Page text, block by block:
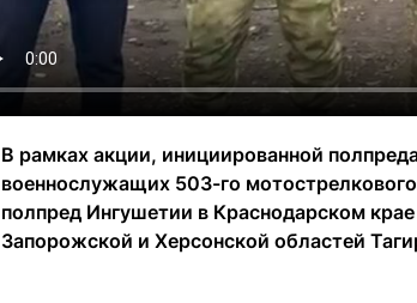
В рамках акции, инициированной
военнослужащих 503-го
полпред Ингушетии в Краснодарском
Запорожской и Херсонской областей